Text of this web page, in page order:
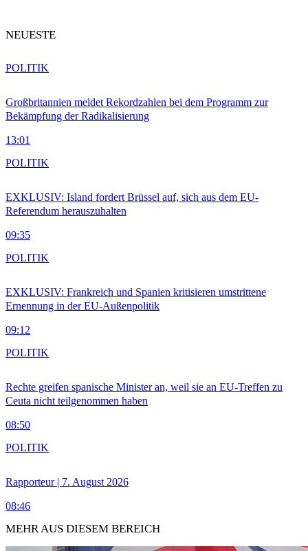
NEUESTE
Großbritannien meldet Rekordzahlen bei dem Programm zur
Bekämpfung der Radikalisierung
13:01
POLITIK
EXKLUSIV: Island fordert Brüssel auf, sich aus dem EU-
Referendum herauszuhalten
09:35
POLITIK
EXKLUSIV: Frankreich und Spanien kritisieren umstrittene
Ernennung in der EU-Außenpolitik
09:12
POLITIK
Rechte greifen spanische Minister an, weil sie an EU-Treffen zu
Ceuta nicht teilgenommen haben
08:50
POLITIK
Rapporteur | 7. August 2026
08:46
POLITIK
MEHR AUS DIESEM BEREICH